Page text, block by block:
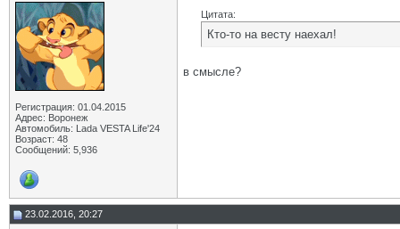
Регистрация: 01.04.2015
Адрес: Воронеж
Автомобиль: Lada VESTA Life'24
Возраст: 48
Сообщений: 5,936
Цитата:
Кто-то на весту наехал!
в смысле?
23.02.2016, 20:27